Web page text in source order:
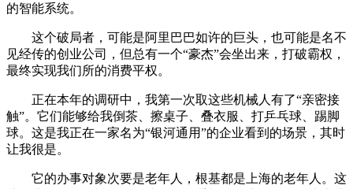
的智能系统。
这个破局者，可能是阿里巴巴如许的巨头，也可能是名不
见经传的创业公司，但总有一个“豪杰”会坐出来，打破霸权，
最终实现我们所的消费平权。
正在本年的调研中，我第一次取这些机械人有了“亲密接
触”。它们能够给我倒茶、擦桌子、叠衣服、打乒乓球、踢脚
球。这是我正在一家名为“银河通用”的企业看到的场景，其时
让我很是。
它的办事对象次要是老年人，根基都是上海的老年人。这